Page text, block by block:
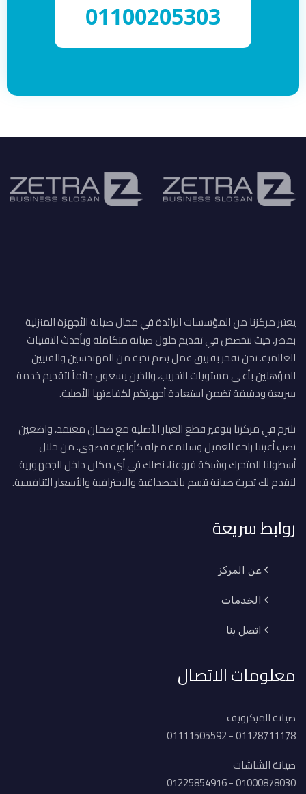
01100205303
يعتبر مركزنا من المؤسسات الرائدة في مجال صيانة الأجهزة المنزلية
بمصر، حيث نتخصص في تقديم حلول صيانة متكاملة وبأحدث التقنيات
العالمية. نحن نفخر بفريق عمل يضم نخبة من المهندسين والفنيين
المؤهلين بأعلى مستويات التدريب، والذين يسعون دائماً لتقديم خدمة
سريعة ودقيقة تضمن استعادة أجهزتكم لكفاءتها الأصلية.
نلتزم في مركزنا بتوفير قطع الغيار الأصلية مع ضمان معتمد، واضعين
نصب أعيننا راحة العميل وسلامة منزله كأولوية قصوى. من خلال
أسطولنا المتحرك وشبكة فروعنا، نصلك في أي مكان داخل الجمهورية
لنقدم لك تجربة صيانة تتسم بالمصداقية والاحترافية والأسعار التنافسية.
روابط سريعة
عن المركز
الخدمات
اتصل بنا
معلومات الاتصال
صيانة الميكرويف
01128711178 - 01111505592
صيانة الشاشات
01000878030 - 01225854916